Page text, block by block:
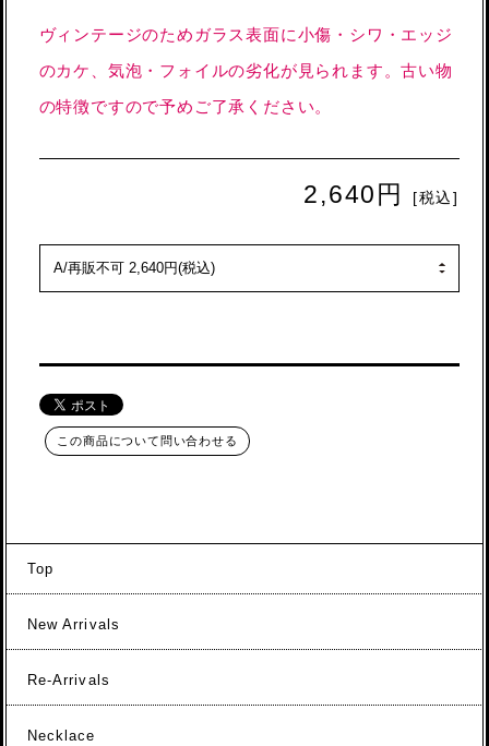
ヴィンテージのためガラス表面に小傷・シワ・エッジ
のカケ、気泡・フォイルの劣化が見られます。古い物
の特徴ですので予めご了承ください。
2,640円 [税込]
この商品について問い合わせる
Top
New Arrivals
Re-Arrivals
Necklace